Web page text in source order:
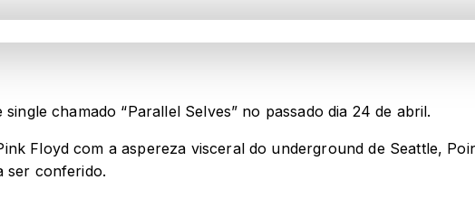
chamado “Parallel Selves” no passado dia 24 de abril.
Floyd com a aspereza visceral do underground de Seattle,
ser conferido.